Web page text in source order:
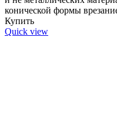
конической формы
Купить
Quick view